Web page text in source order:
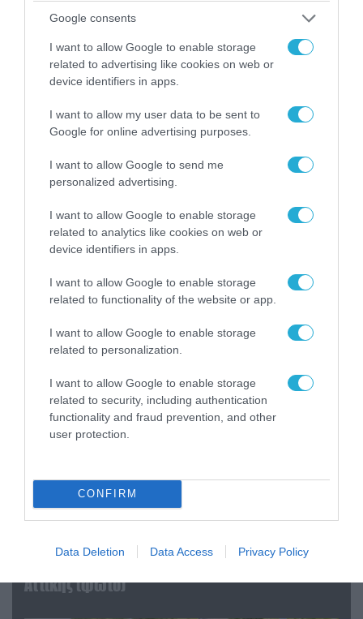
Google consents
I want to allow Google to enable storage
related to advertising like cookies on web or
device identifiers in apps.
I want to allow my user data to be sent to
Google for online advertising purposes.
I want to allow Google to send me
personalized advertising.
I want to allow Google to enable storage
related to analytics like cookies on web or
device identifiers in apps.
I want to allow Google to enable storage
related to functionality of the website or app.
I want to allow Google to enable storage
related to personalization.
I want to allow Google to enable storage
related to security, including authentication
functionality and fraud prevention, and other
user protection.
CONFIRM
Data Deletion Data Access Privacy Policy
απομάκρυνσής του
06.08.2026 | 14:02
«Επιχείρηση ελεύθερα πεζοδρόμια» στην
Αθήνα: Απομακρύνθηκαν παράνομα
αντικείμενα από κοινόχρηστους χώρους
«Οι εντελώς αθώοι»: Η ανάρτηση του Αρκά για
Αττικής (φωτο)